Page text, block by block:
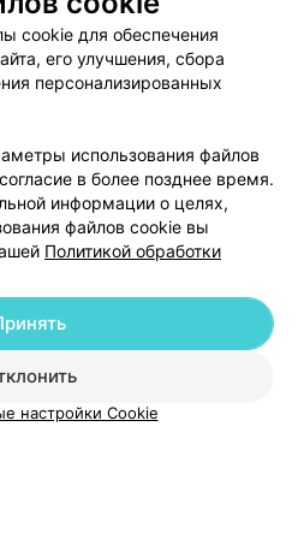
компанию
специалиста
Размещение рекламы
Публичный договор
cookie для обеспечения
его улучшения, сбора
персонализированных
использования файлов
в более позднее время.
информации о целях,
файлов cookie вы
Политикой обработки
настройки Cookie